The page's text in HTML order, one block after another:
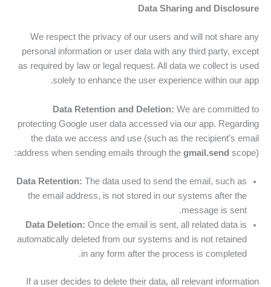
Data Sharing and Disclosure
We respect the privacy of our users and will not share any
personal information or user data with any third party, except
as required by law or legal request. All data we collect is used
solely to enhance the user experience within our app.
Data Retention and Deletion: We are committed to
protecting Google user data accessed via our app. Regarding
the data we access and use (such as the recipient’s email
address when sending emails through the gmail.send scope):
Data Retention: The data used to send the email, such as
the email address, is not stored in our systems after the
message is sent.
Data Deletion: Once the email is sent, all related data is
automatically deleted from our systems and is not retained
in any form after the process is completed.
If a user decides to delete their data, all relevant information